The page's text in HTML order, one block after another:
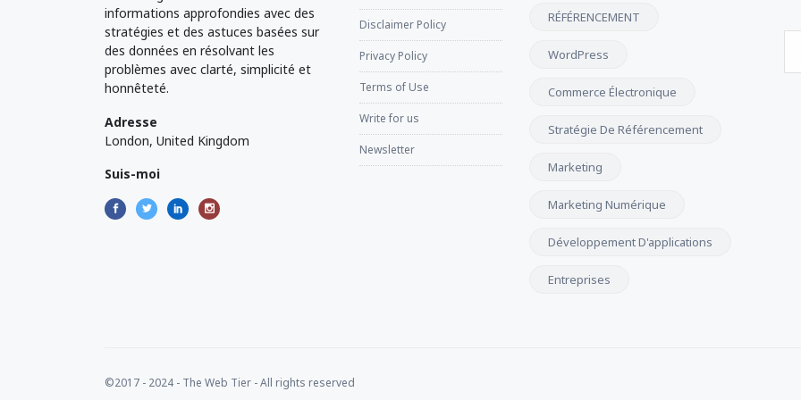
informations approfondies avec des
stratégies et des astuces basées sur
des données en résolvant les
problèmes avec clarté, simplicité et
honnêteté.
Adresse
London, United Kingdom
Suis-moi
Disclaimer Policy
Privacy Policy
Terms of Use
Write for us
Newsletter
RÉFÉRENCEMENT
WordPress
Commerce Électronique
Stratégie De Référencement
Marketing
Marketing Numérique
Développement D'applications
Entreprises
©2017 - 2024 - The Web Tier - All rights reserved